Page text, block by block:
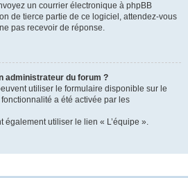
un courrier électronique à phpBB
de tierce partie de ce logiciel, attendez-vous
pas recevoir de réponse.
administrateur du forum ?
utiliser le formulaire disponible sur le
a été activée par les
également utiliser le lien « L’équipe ».